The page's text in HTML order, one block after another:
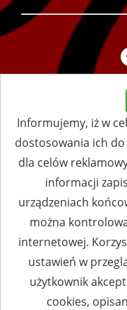
Informujemy, iż w
dostosowania ich
dla celów
informacji
urządzeniach
można
internetowej.
ustawień w
użytkownik
cookies,